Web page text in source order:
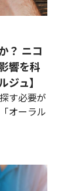
？ ニコ
響を科
ュ】
す必要が
オーラル